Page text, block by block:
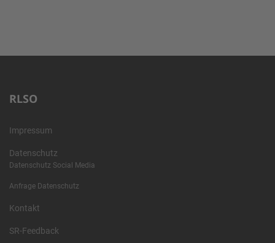
RLSO
Impressum
Datenschutz
Datenschutz Social Media
Anfrage Datenschutz
Kontakt
SR-Feedback